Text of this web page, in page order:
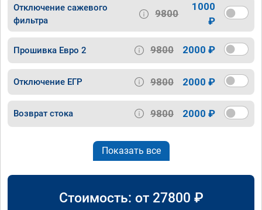
Отключение сажевого
фильтра
9800
1000
₽
Прошивка Евро 2 9800 2000 ₽
Отключение ЕГР 9800 2000 ₽
Возврат стока 9800 2000 ₽
Показать все
Стоимость: от 27800 ₽